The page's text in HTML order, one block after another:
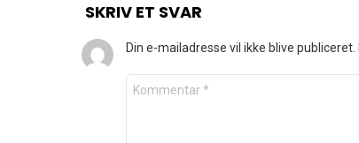
SKRIV ET SVAR
Din e-mailadresse vil ikke blive publiceret.
Kommentar